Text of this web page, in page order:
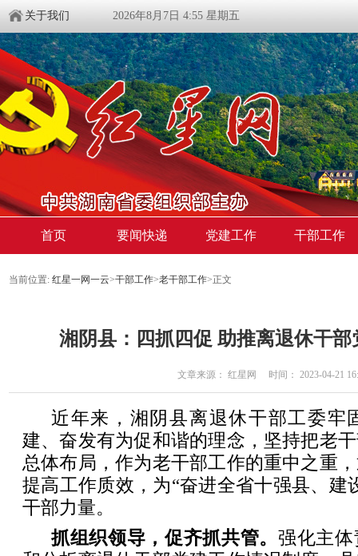
关于我们 2026年8月7日 4:55 星期五
首页 要闻快递 党建工作 干部工作
当前位置: 红星一网一云>干部工作>老干部工作>正文
湘阴县：四抓四促 助推离退休干
文章来源： 红星网 时间： 2023-04-21
近年来，湘阴县离退休干部工委牢
建、奋发有为促和谐的理念，坚持把老
总体布局，作为老干部工作的重中之重
提高工作质效，为“奋进全省十强县、建
干部力量。
抓组织领导，促齐抓共管。 强化主